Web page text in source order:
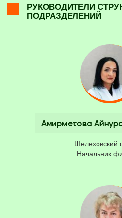
РУКОВОДИТЕЛИ
ПОДРАЗДЕЛЕНИЙ
Амирметова
Шелеховский
Начальник